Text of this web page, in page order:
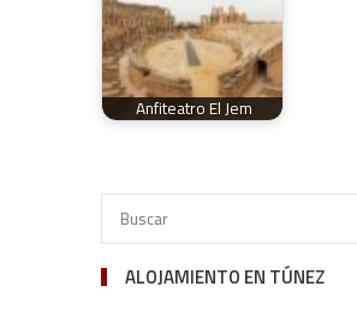
Anfiteatro El Jem
ALOJAMIENTO EN TÚNEZ